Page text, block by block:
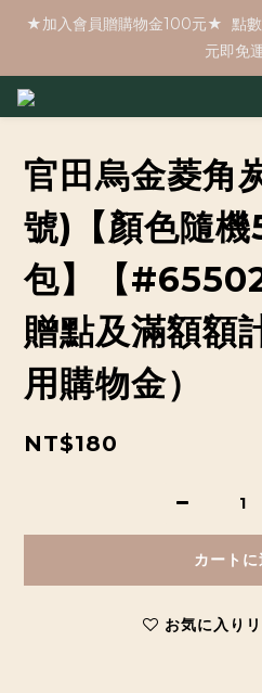
★加入會員贈購物金100元★  點
元即免
官田烏金菱角
號)【顏色隨
包】【
贈點及滿額額
用購物金）
NT$180
カートに
お気に入り